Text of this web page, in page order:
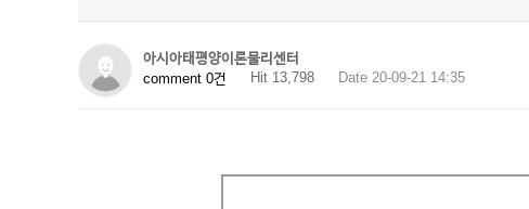
아시아태평양이론물리센터
comment 0건
Hit 13,798 Date 20-09-21 14:35